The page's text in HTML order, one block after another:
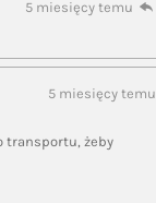
5 miesięcy temu
5 miesięcy temu
transportu, żeby